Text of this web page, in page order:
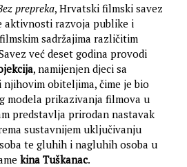
prepreka, Hrvatski filmski savez
aktivnosti razvoja publike i
sadržajima različitim
već deset godina provodi
, namijenjen djeci sa
njihovim obiteljima, čime je bio
modela prikazivanja filmova u
predstavlja prirodan nastavak
sustavnijem uključivanju
te gluhih i nagluhih osoba u
kina Tuškanac.